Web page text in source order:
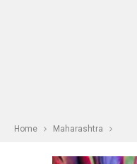
Home Maharashtra